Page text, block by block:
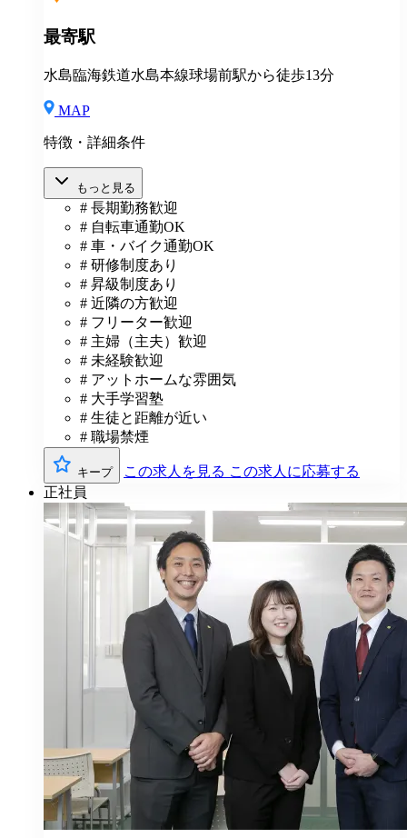
災・健康・厚生年金） ◆社宅制度 （規定あり） ◆交
通費全額支給（規定あり） ◆社内表彰制度 ◆退職金制
度 ◆再雇用制度 ◆産前産後休暇 ◆育児・介護休業制
◆保養施設利用可 など
最寄駅
水島臨海鉄道水島本線球場前駅から徒歩13分
MAP
特徴・詳細条件
もっと見る
# 長期勤務歓迎
# 自転車通勤OK
# 車・バイク通勤OK
# 研修制度あり
# 昇級制度あり
# 近隣の方歓迎
# フリーター歓迎
# 主婦（主夫）歓迎
# 未経験歓迎
# アットホームな雰囲気
# 大手学習塾
# 生徒と距離が近い
# 職場禁煙
キープ この求人を見る この求人に応募する
正社員